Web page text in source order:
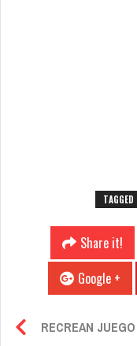
TAGGED
Share it!
Google +
RECREAN